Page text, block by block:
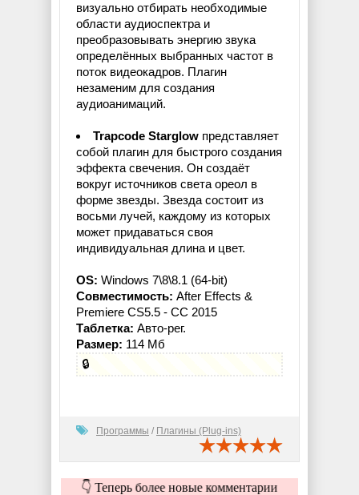
визуально отбирать необходимые
области аудиоспектра и
преобразовывать энергию звука
определённых выбранных частот в
поток видеокадров. Плагин
незаменим для создания
аудиоанимаций.
Trapcode Starglow представляет
собой плагин для быстрого создания
эффекта свечения. Он создаёт
вокруг источников света ореол в
форме звезды. Звезда состоит из
восьми лучей, каждому из которых
может придаваться своя
индивидуальная длина и цвет.
OS: Windows 7\8\8.1 (64-bit)
Совместимость: After Effects &
Premiere CS5.5 - CC 2015
Таблетка: Авто-рег.
Размер: 114 Мб
🔒
Программы / Плагины (Plug-ins)
👇 Теперь более новые комментарии